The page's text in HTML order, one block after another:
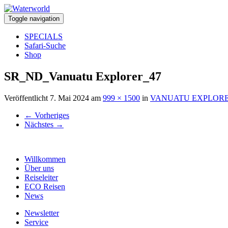
Toggle navigation
SPECIALS
Safari-Suche
Shop
SR_ND_Vanuatu Explorer_47
Veröffentlicht 7. Mai 2024 am 999 × 1500 in VANUATU
← Vorheriges
Nächstes →
Willkommen
Über uns
Reiseleiter
ECO Reisen
News
Newsletter
Service